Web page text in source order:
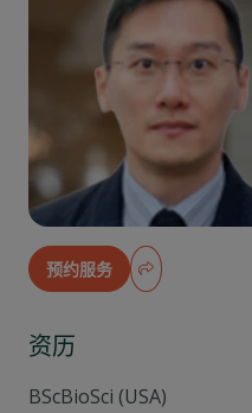
预约服务
资历
BScBioSci (USA)